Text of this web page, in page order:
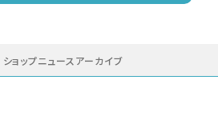
ショップニュースアーカイブ